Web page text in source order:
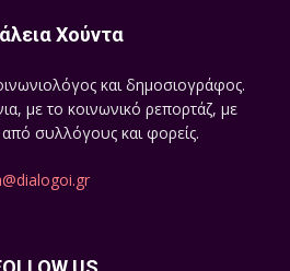
Χούντα
και δημοσιογράφος.
με το κοινωνικό ρεπορτάζ, με
συλλόγους και φορείς.